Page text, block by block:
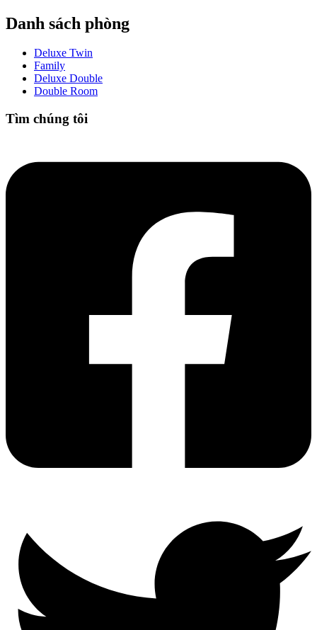
Danh sách phòng
Deluxe Twin
Family
Deluxe Double
Double Room
Tìm chúng tôi